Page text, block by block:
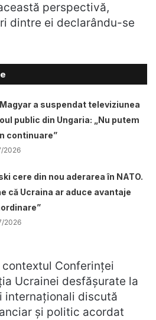
perspectivă,
dintre ei declarându-se
a suspendat televiziunea
public din Ungaria: „Nu putem
continuare”
2026
cere din nou aderarea în NATO.
că Ucraina ar aduce avantaje
2026
Conferinței
Ucrainei desfășurate la
internaționali discută
și politic acordat